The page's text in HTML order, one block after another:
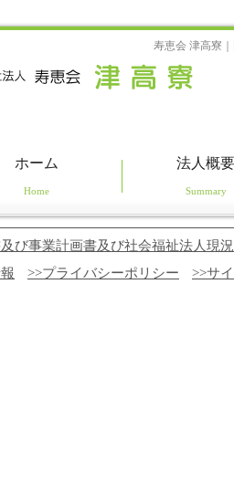
寿恵会 津高寮
ホーム 法人概要
び事業計画書及び社会福祉法人現
>>プライバシーポリシー >>サ